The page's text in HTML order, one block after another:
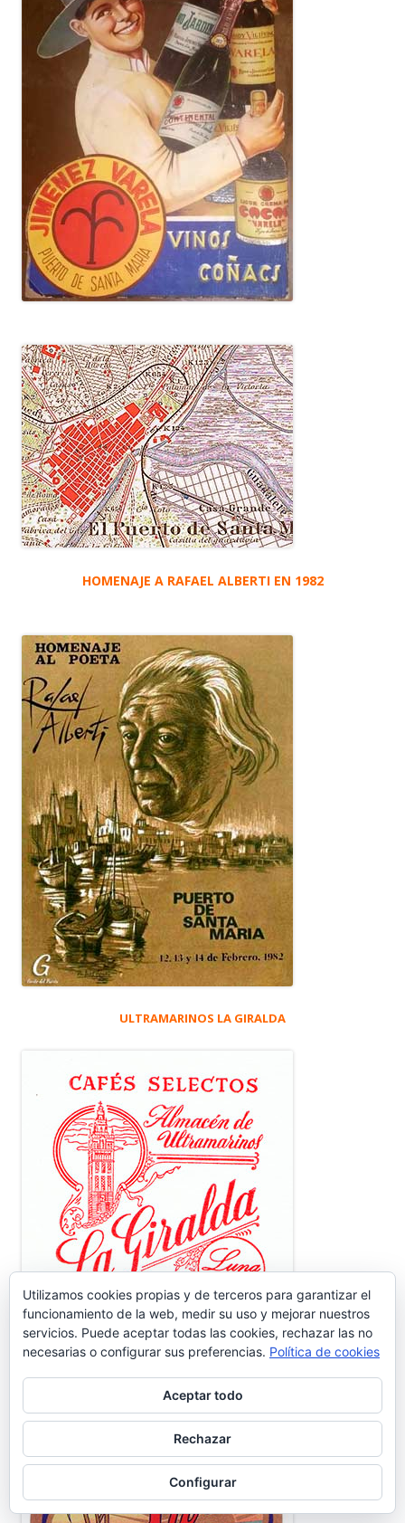
HOMENAJE A RAFAEL ALBERTI EN 1982
ULTRAMARINOS LA GIRALDA
FÁBRICA DE CONSERVAS SUR
Utilizamos cookies propias y de terceros para garantizar el
funcionamiento de la web, medir su uso y mejorar nuestros
servicios. Puede aceptar todas las cookies, rechazar las no
necesarias o configurar sus preferencias. Política de cookies
Aceptar todo
Rechazar
Configurar